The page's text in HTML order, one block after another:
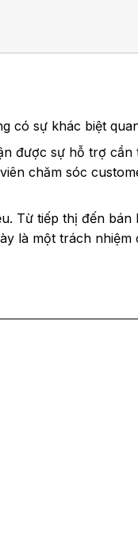
có sự khác biệt
được sự hỗ trợ cần
chăm sóc
Từ tiếp thị đến bán
là một trách